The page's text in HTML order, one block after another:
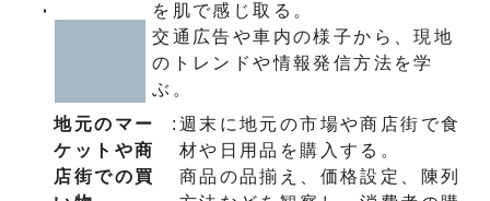
を肌で感じ取る。
交通広告や車内の様子から、現地
のトレンドや情報発信方法を学
ぶ。
地元のマー
ケットや商
店街での買
: 週末に地元の市場や商店街で食
材や日用品を購入する。
商品の品揃え、価格設定、陳列